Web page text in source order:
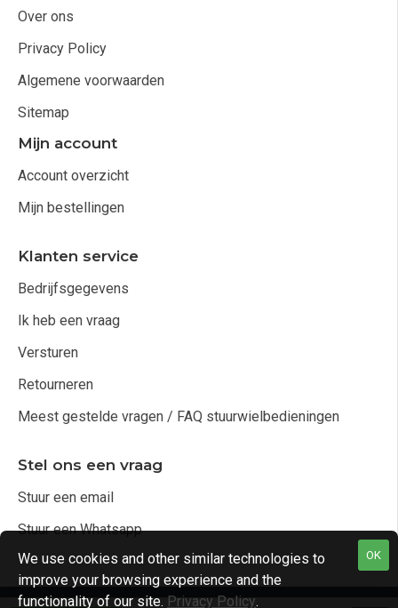
Over ons
Privacy Policy
Algemene voorwaarden
Sitemap
Mijn account
Account overzicht
Mijn bestellingen
Klanten service
Bedrijfsgegevens
Ik heb een vraag
Versturen
Retourneren
Meest gestelde vragen / FAQ stuurwielbedieningen
Stel ons een vraag
Stuur een email
Stuur een Whatsapp
OK
We use cookies and other similar technologies to
improve your browsing experience and the
functionality of our site. Privacy Policy.